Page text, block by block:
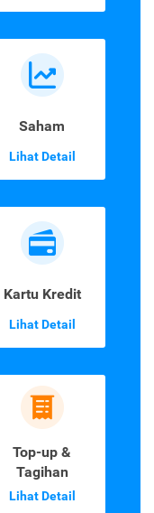
Saham
Lihat Detail
Kartu Kredit
Lihat Detail
Top-up &
Tagihan
Lihat Detail